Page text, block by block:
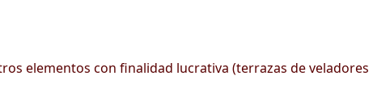
elementos con finalidad lucrativa (terrazas de veladores